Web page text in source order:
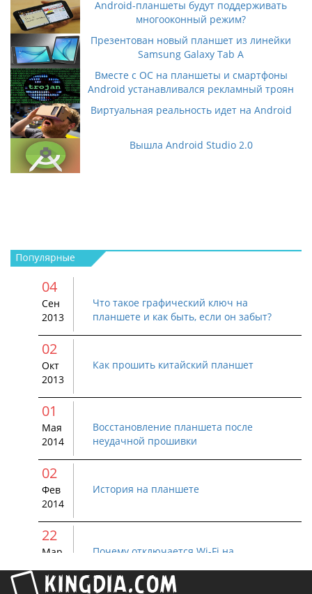
Android-планшеты будут поддерживать
многооконный режим?
Презентован новый планшет из линейки
Samsung Galaxy Tab A
Вместе с ОС на планшеты и смартфоны
Android устанавливался рекламный троян
Виртуальная реальность идет на Android
Вышла Android Studio 2.0
04
Сен
2013
Что такое графический ключ на
планшете и как быть, если он забыт?
02
Окт
2013
Как прошить китайский планшет
01
Мая
2014
Восстановление планшета после
неудачной прошивки
02
Фев
2014
История на планшете
22
Мар
Почему отключается Wi-Fi на